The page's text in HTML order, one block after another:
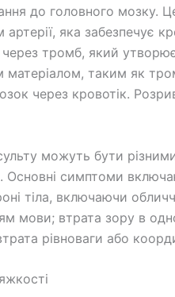
до головного мозку.
яка забезпечує
через тромб, який
матеріалом, таким як
через кровотік.
можуть бути
симптоми
тіла, включаючи
мови; втрата зору в
рівноваги або